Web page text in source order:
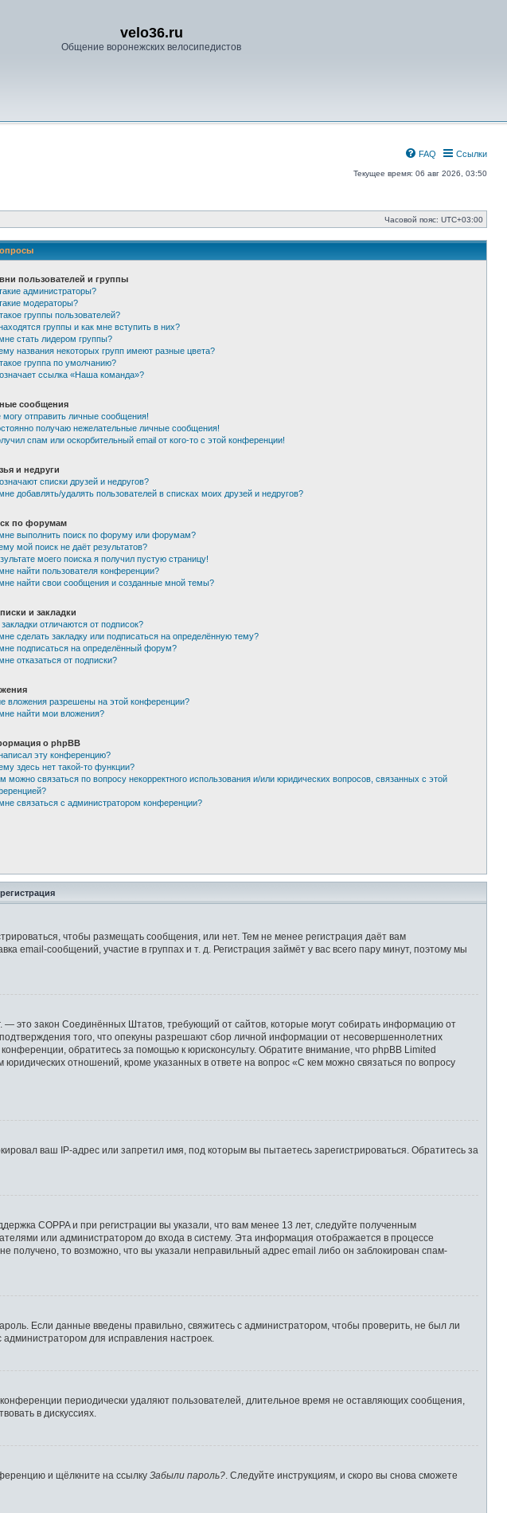
velo36.ru
Общение воронежских велосипедистов
Ссылки
FAQ
Текущее время: 06 авг 2026, 03:50
Часовой пояс: UTC+03:00
пользователей и группы
администраторы?
модераторы?
группы пользователей?
группы и как мне вступить в них?
стать лидером группы?
названия некоторых групп имеют разные цвета?
группа по умолчанию?
ссылка «Наша команда»?
сообщения
могу отправить личные сообщения!
получаю нежелательные личные сообщения!
спам или оскорбительный email от кого-то с этой конференции!
и недруги
списки друзей и недругов?
добавлять/удалять пользователей в списках моих друзей и недругов?
по форумам
выполнить поиск по форуму или форумам?
мой поиск не даёт результатов?
моего поиска я получил пустую страницу!
найти пользователя конференции?
найти свои сообщения и созданные мной темы?
и закладки
отличаются от подписок?
сделать закладку или подписаться на определённую тему?
подписаться на определённый форум?
отказаться от подписки?
вложения разрешены на этой конференции?
найти мои вложения?
о phpBB
эту конференцию?
здесь нет такой-то функции?
можно связаться по вопросу некорректного использования и/или юридических вопросов, связанных с этой
связаться с администратором конференции?
чтобы размещать сообщения, или нет. Тем не менее регистрация даёт вам
сообщений, участие в группах и т. д. Регистрация займёт у вас всего пару минут, поэтому мы
— это закон Соединённых Штатов, требующий от сайтов, которые могут собирать информацию от
того, что опекуны разрешают сбор личной информации от несовершеннолетних
обратитесь за помощью к юрисконсульту. Обратите внимание, что phpBB Limited
отношений, кроме указанных в ответе на вопрос «С кем можно связаться по вопросу
ваш IP-адрес или запретил имя, под которым вы пытаетесь зарегистрироваться. Обратитесь за
COPPA и при регистрации вы указали, что вам менее 13 лет, следуйте полученным
или администратором до входа в систему. Эта информация отображается в процессе
то возможно, что вы указали неправильный адрес email либо он заблокирован спам-
Если данные введены правильно, свяжитесь с администратором, чтобы проверить, не был ли
для исправления настроек.
периодически удаляют пользователей, длительное время не оставляющих сообщения,
в дискуссиях.
и щёлкните на ссылку Забыли пароль? . Следуйте инструкциям, и скоро вы снова сможете